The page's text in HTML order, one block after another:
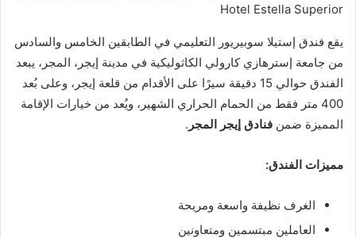
Hotel Estella Superior
يقع فندق إستيلا سوبيريور التعليمي في الطابقين الخامس والسادس
من جامعة إسترهازي كارولي الكاثوليكية في مدينة إيجر، المجر، يبعد
الفندق حوالي 15 دقيقة سيرًا على الأقدام من قلعة إيجر، وعلى بُعد
400 متر فقط من الحمام الحراري الشهير، ويُعد من خيارات الإقامة
المميزة ضمن فنادق إيجر المجر .
مميزات الفندق:
الغرف نظيفة واسعة ومريحة
العاملين مبتسمين ومتعاونين